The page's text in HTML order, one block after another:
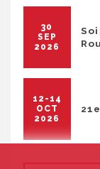
30
SEP
2026
12-14
OCT
2026